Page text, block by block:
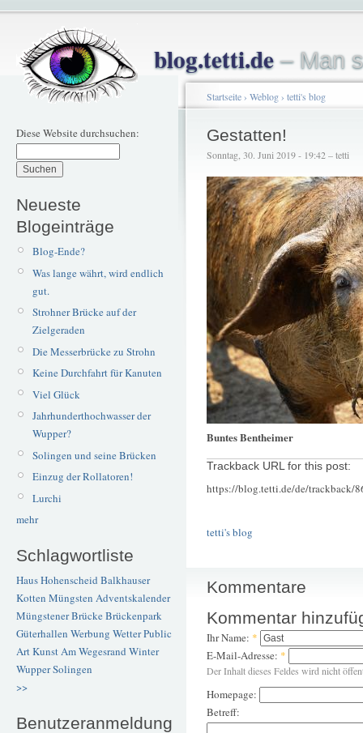
blog.tetti.de– Man
Diese Website durchsuchen:
Neueste
Blogeinträge
Blog-Ende?
Was lange währt, wird endlich
gut.
Strohner Brücke auf der
Zielgeraden
Die Messerbrücke zu Strohn
Keine Durchfahrt für Kanuten
Viel Glück
Jahrhunderthochwasser der
Wupper?
Solingen und seine Brücken
Einzug der Rollatoren!
Lurchi
mehr
Schlagwortliste
Haus Hohenscheid Balkhauser
Kotten Müngsten Adventskalender
Müngstener BrückeBrückenpark
Güterhallen Werbung WetterPublic
ArtKunstAm Wegesrand Winter
WupperSolingen
>>
Benutzeranmeldung
Startseite› Weblog› tetti's blog
Gestatten!
Sonntag, 30. Juni 2019 - 19:42 – tetti
Buntes Bentheimer
Trackback URL for this post:
https://blog.tetti.de/de/trackback/
tetti's blog
Kommentare
Kommentar
Ihr Name: *
E-Mail-Adresse: *
Der Inhalt dieses Feldes wird nicht
Homepage:
Betreff: